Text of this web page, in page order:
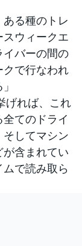
ある種のトレ
ウィークエ
イバーの間の
で行なわれ
げれば、これ
てのドライ
してマシン
含まれてい
で読み取ら